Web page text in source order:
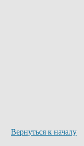
Вернуться к началу